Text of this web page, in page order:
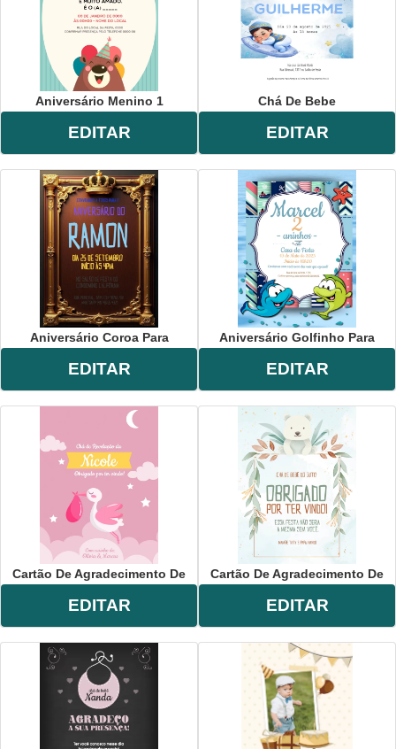
Aniversário Menino 1
EDITAR
Chá De Bebe
EDITAR
Aniversário Coroa Para
EDITAR
Aniversário Golfinho Para
EDITAR
Cartão De Agradecimento De
EDITAR
Cartão De Agradecimento De
EDITAR